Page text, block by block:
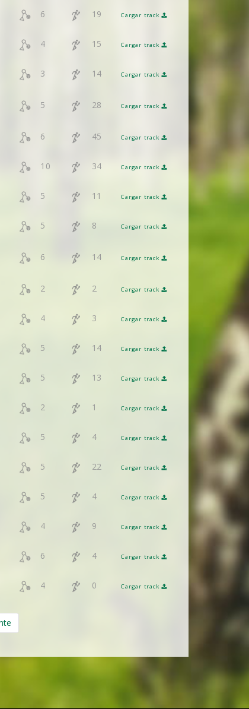
6 19 Cargar track
4 15 Cargar track
3 14 Cargar track
5 28 Cargar track
6 45 Cargar track
10 34 Cargar track
5 11 Cargar track
5 8 Cargar track
6 14 Cargar track
2 2 Cargar track
4 3 Cargar track
5 14 Cargar track
5 13 Cargar track
2 1 Cargar track
5 4 Cargar track
5 22 Cargar track
5 4 Cargar track
4 9 Cargar track
6 4 Cargar track
4 0 Cargar track